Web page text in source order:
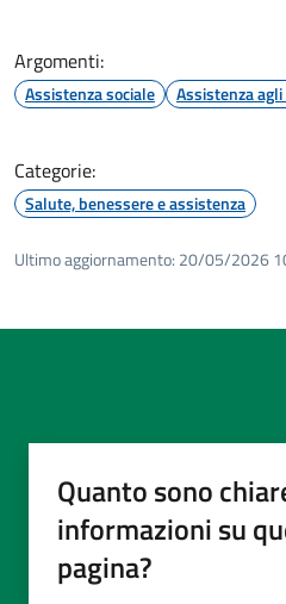
Argomenti:
Assistenza sociale Assistenza
Categorie:
Salute, benessere e assistenza
Ultimo aggiornamento: 20/05/2026
Quanto sono
informazioni su
pagina?